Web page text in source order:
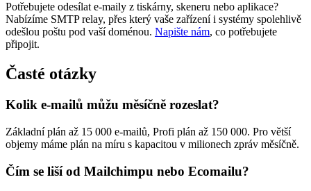
Potřebujete odesílat e-maily z tiskárny, skeneru nebo aplikace?
Nabízíme SMTP relay, přes který vaše zařízení i systémy spolehlivě
odešlou poštu pod vaší doménou. Napište nám, co potřebujete
připojit.
Časté otázky
Kolik e-mailů můžu měsíčně rozeslat?
Základní plán až 15 000 e-mailů, Profi plán až 150 000. Pro větší
objemy máme plán na míru s kapacitou v milionech zpráv měsíčně.
Čím se liší od Mailchimpu nebo Ecomailu?